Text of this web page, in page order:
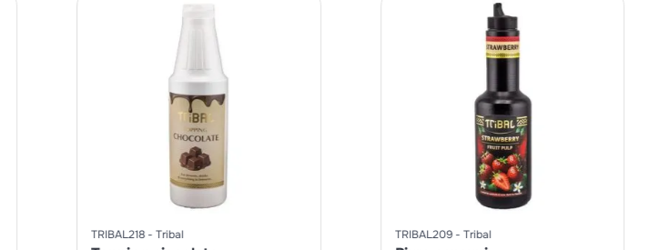
TRIBAL218 Tribal TRIBAL209 Tribal